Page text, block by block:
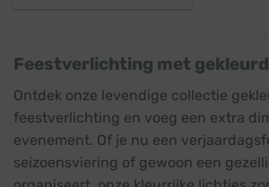
Feestverlichting met
Ontdek onze levendige collectie
feestverlichting en voeg een extra
evenement. Of je nu een
seizoensviering of gewoon een